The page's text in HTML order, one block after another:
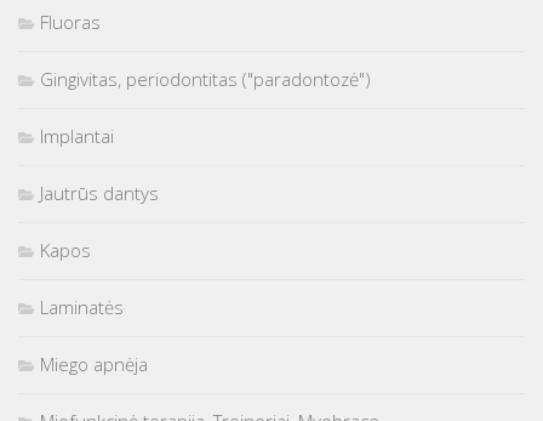
Fluoras
Gingivitas, periodontitas ("paradontozė")
Implantai
Jautrūs dantys
Kapos
Laminatės
Miego apnėja